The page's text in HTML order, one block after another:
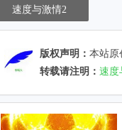
速度与激情2
版权声明： 本站原
转载请注明： 速度